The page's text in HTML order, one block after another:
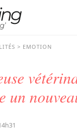
EMOTION
un